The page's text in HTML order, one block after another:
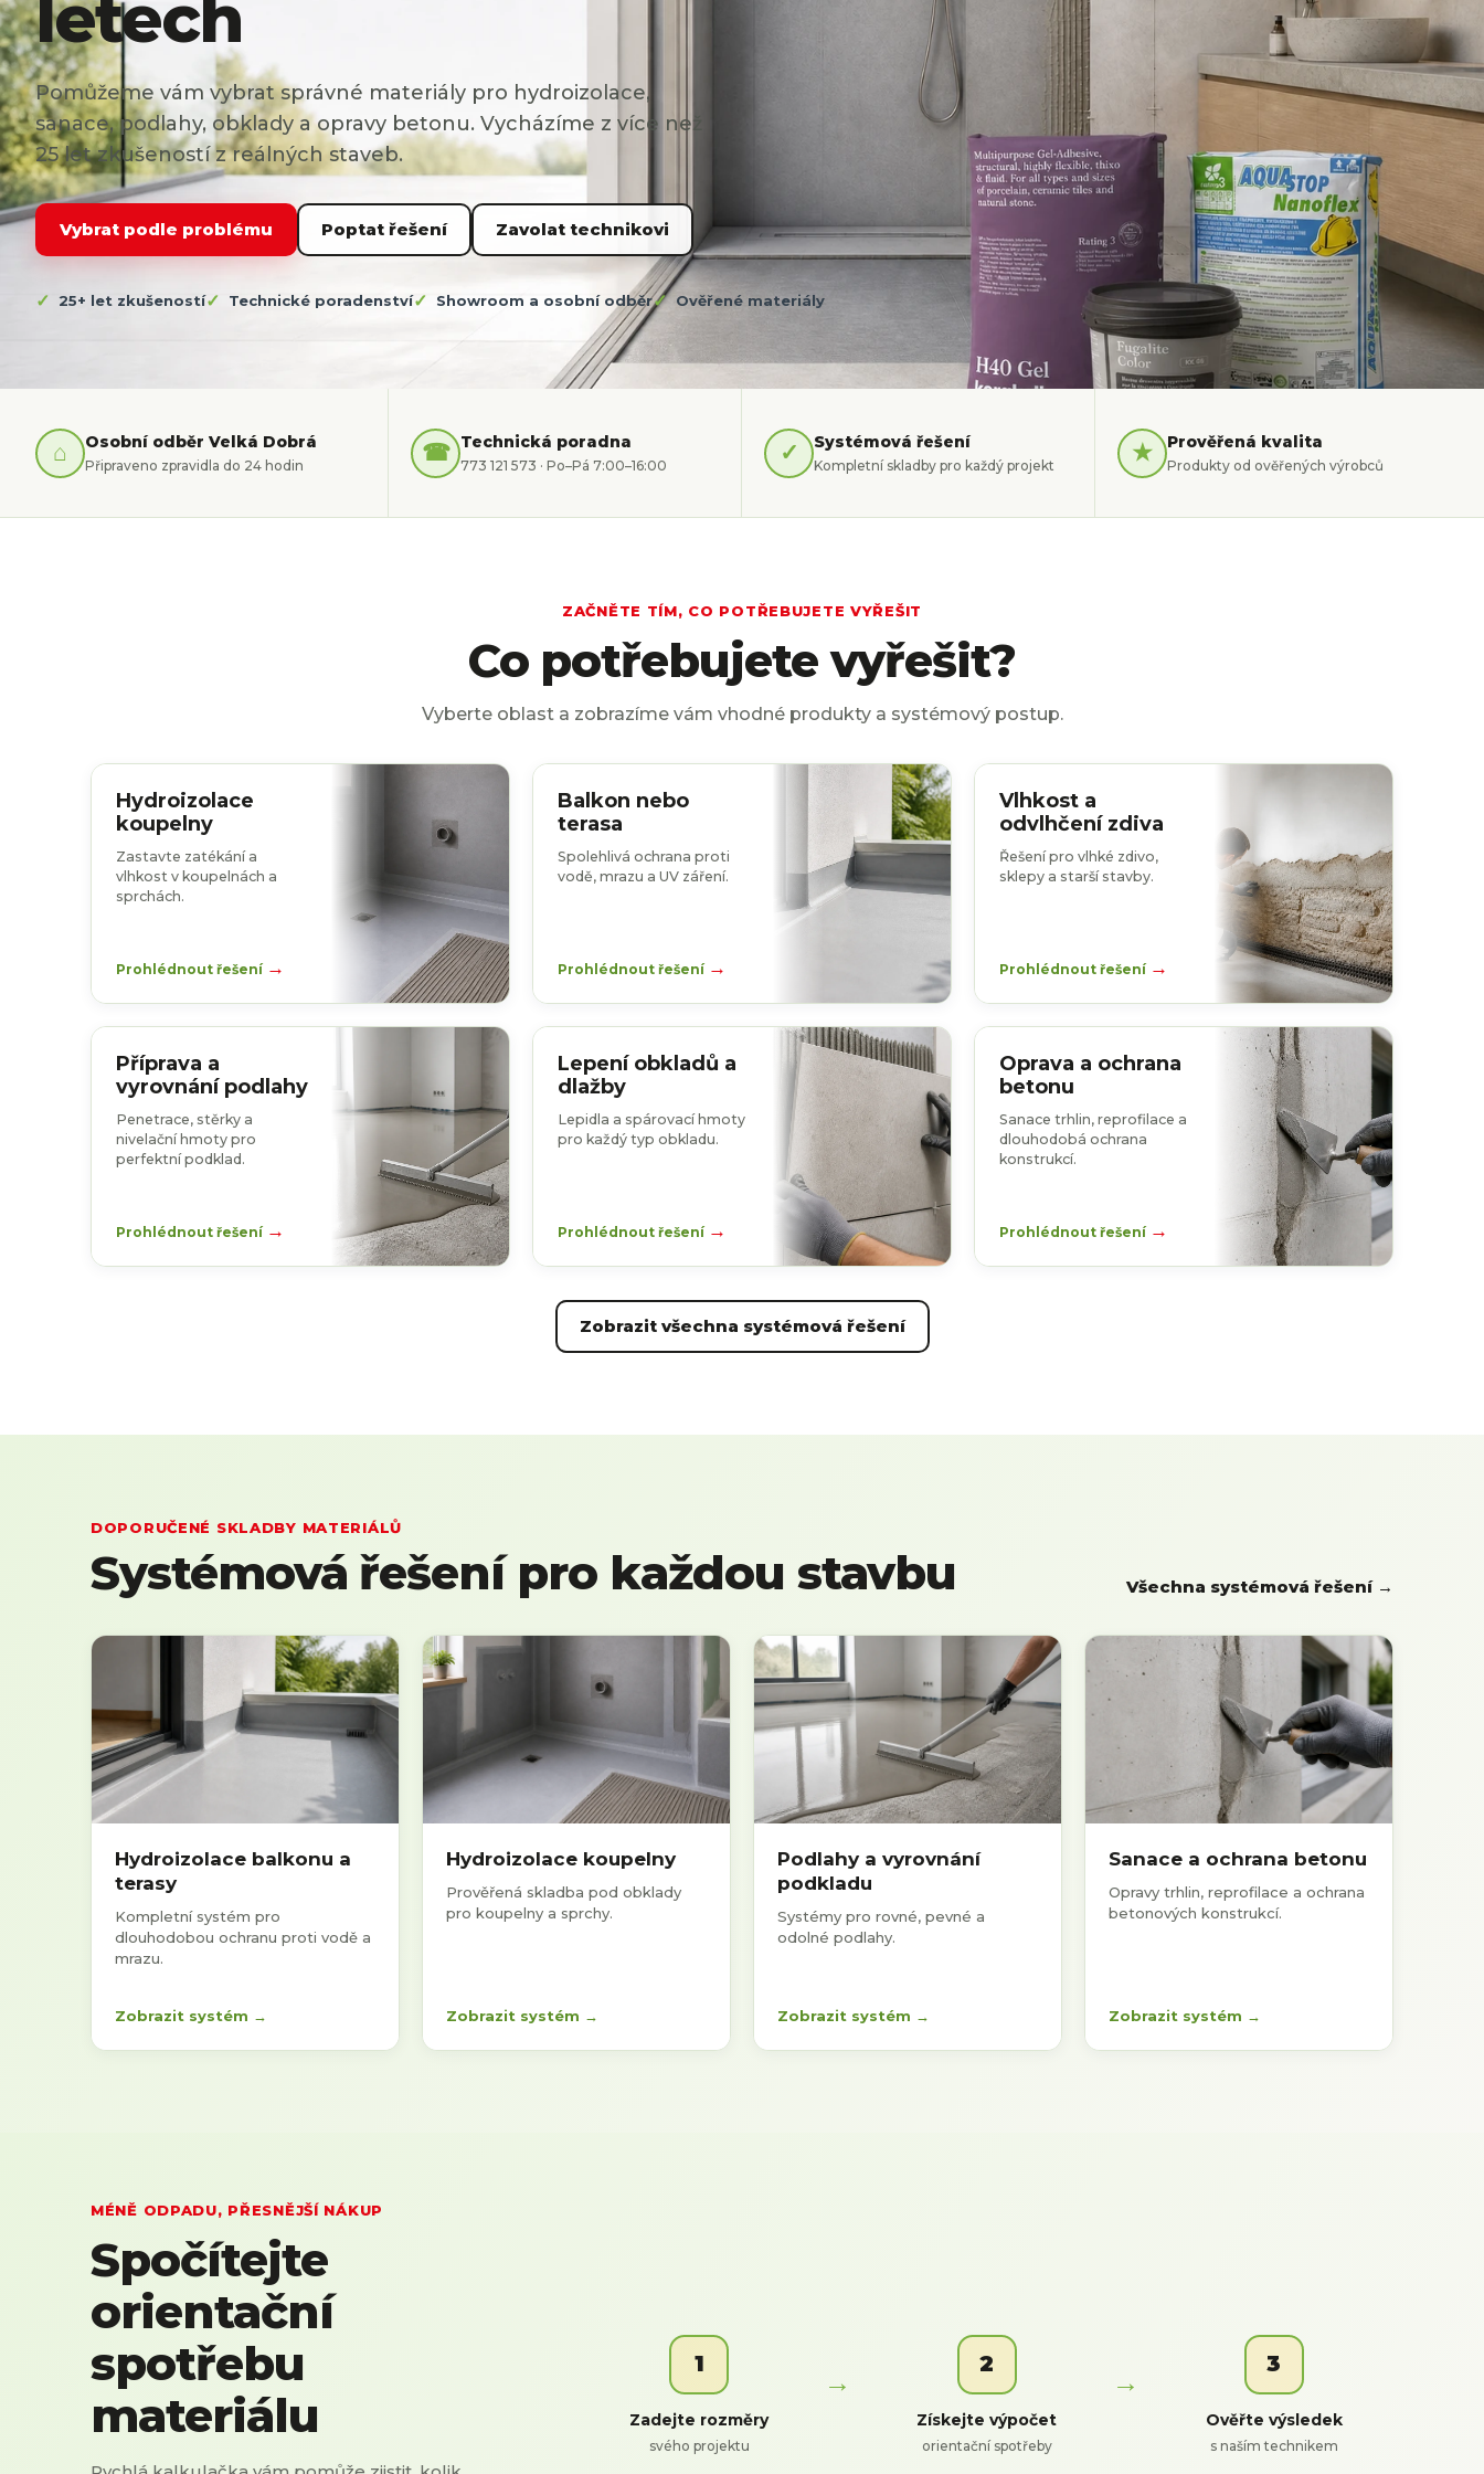
h
e
m
i
e
a
s
o
e
letech
Pomůžeme vám vybrat správné materiály pro hydroizolace,
sanace, podlahy, obklady a opravy betonu. Vycházíme z více než
25 let zkušeností z reálných staveb.
Vybrat podle problému Poptat řešení Zavolat technikovi
25+ let zkušeností Technické poradenství Showroom a osobní odběr Ověřené materiály
⌂ Osobní odběr Velká Dobrá
Připraveno zpravidla do 24 hodin ☎ Technická poradna
773 121 573 · Po–Pá 7:00–16:00 ✓ Systémová řešení
Kompletní skladby pro každý projekt ★ Prověřená kvalita
Produkty od ověřených výrobců
ZAČNĚTE TÍM, CO POTŘEBUJETE VYŘEŠIT
Co potřebujete vyřešit?
Vyberte oblast a zobrazíme vám vhodné produkty a systémový postup.
Hydroizolace
koupelny
Zastavte zatékání a
vlhkost v koupelnách a
sprchách.
Prohlédnout řešení →
Balkon nebo
terasa
Spolehlivá ochrana proti
vodě, mrazu a UV záření.
Prohlédnout řešení →
Vlhkost a
odvlhčení zdiva
Řešení pro vlhké zdivo,
sklepy a starší stavby.
Prohlédnout řešení →
Příprava a
vyrovnání podlahy
Penetrace, stěrky a
nivelační hmoty pro
perfektní podklad.
Prohlédnout řešení →
Lepení obkladů a
dlažby
Lepidla a spárovací hmoty
pro každý typ obkladu.
Prohlédnout řešení →
Oprava a ochrana
betonu
Sanace trhlin, reprofilace a
dlouhodobá ochrana
konstrukcí.
Prohlédnout řešení →
Zobrazit všechna systémová řešení
DOPORUČENÉ SKLADBY MATERIÁLŮ
Systémová řešení pro každou stavbu Všechna systémová řešení →
Hydroizolace balkonu a
terasy
Kompletní systém pro
dlouhodobou ochranu proti vodě a
mrazu.
Zobrazit systém →
Hydroizolace koupelny
Prověřená skladba pod obklady
pro koupelny a sprchy.
Zobrazit systém →
Podlahy a vyrovnání
podkladu
Systémy pro rovné, pevné a
odolné podlahy.
Zobrazit systém →
Sanace a ochrana betonu
Opravy trhlin, reprofilace a ochrana
betonových konstrukcí.
Zobrazit systém →
MÉNĚ ODPADU, PŘESNĚJŠÍ NÁKUP
Spočítejte
orientační
spotřebu
materiálu
1
Zadejte rozměry
svého projektu
2
Získejte výpočet
orientační spotřeby
3
Ověřte výsledek
s naším technikem